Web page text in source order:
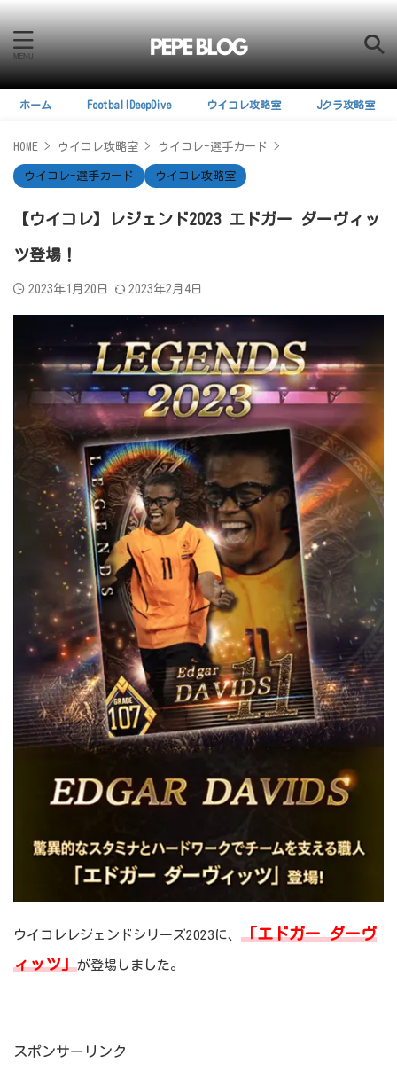
ホーム FootballDeepDive ウイコレ攻略室 Jクラ攻略室
HOME > ウイコレ攻略室 > ウイコレ-選手カード >
ウイコレ-選手カード ウイコレ攻略室
【ウイコレ】レジェンド2023 エドガー ダーヴィッ
ツ登場！
2023年1月20日 2023年2月4日
ウイコレレジェンドシリーズ2023に、 「エドガー ダーヴ
ィッツ」が登場しました。
スポンサーリンク